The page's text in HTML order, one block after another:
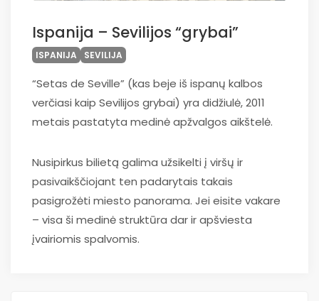
Ispanija – Sevilijos “grybai”
ISPANIJA SEVILIJA
“Setas de Seville” (kas beje iš ispanų kalbos
verčiasi kaip Sevilijos grybai) yra didžiulė, 2011
metais pastatyta medinė apžvalgos aikštelė.
Nusipirkus bilietą galima užsikelti į viršų ir
pasivaikščiojant ten padarytais takais
pasigrožėti miesto panorama. Jei eisite vakare
– visa ši medinė struktūra dar ir apšviesta
įvairiomis spalvomis.